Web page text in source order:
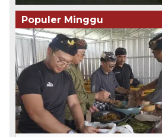
Populer Minggu